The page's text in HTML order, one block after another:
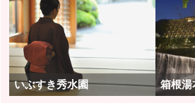
いぶすき秀水園 箱根湯